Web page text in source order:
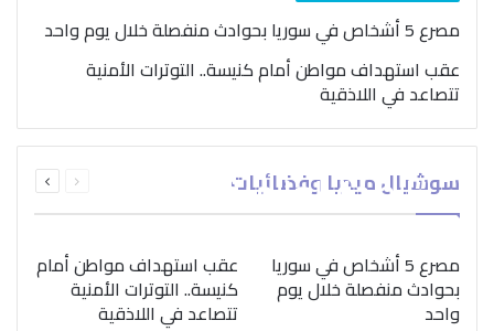
مصرع 5 أشخاص في سوريا بحوادث منفصلة خلال يوم واحد
عقب استهداف مواطن أمام كنيسة.. التوترات الأمنية
تتصاعد في اللاذقية
سوشيال ميديا وفضائيات الصفحةالصفحة
بمناسبة اليوم الدولي..
“الصحة العالمية” تؤكد
ضرورة اتباع نهج متكامل
لمواجهة إدمان المخدرات
مصرع 5 أشخاص في سوريا
بحوادث منفصلة خلال يوم
واحد
عقب استهداف مواطن أمام
كنيسة.. التوترات الأمنية
تتصاعد في اللاذقية